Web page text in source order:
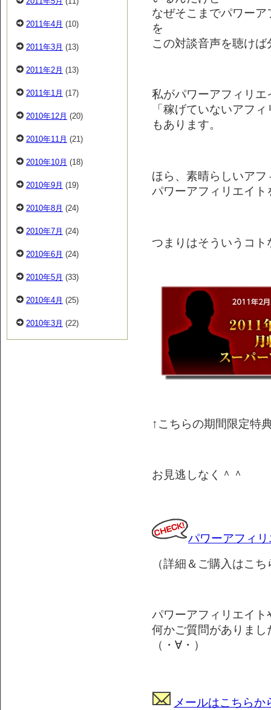
なぜそこまでパワー
を
この対談音声を聴け
私がパワーアフィリ
「稼げていないアフ
もあります。
ほら、素晴らしいア
パワーアフィリエイ
つまりはそういうコ
↑こちらの期間限定特
お見逃しなく＾＾
パワーアフィ
（詳細＆ご購入はこち
パワーアフィリエイ
何かご質問がありま
（・∀・）
メールはこちらか
2011年4月 (10)
2011年3月 (13)
2011年2月 (13)
2011年1月 (17)
2010年12月 (20)
2010年11月 (21)
2010年10月 (18)
2010年9月 (19)
2010年8月 (24)
2010年7月 (24)
2010年6月 (24)
2010年5月 (33)
2010年4月 (25)
2010年3月 (22)